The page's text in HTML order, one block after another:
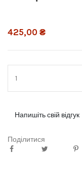
425,00 ₴
Напишіть свій відгук
Поділитися